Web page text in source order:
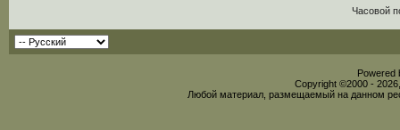
Часовой
Powered
Copyright ©2000 -
Любой материал, размещаемый на данном